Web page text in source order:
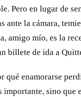
Pero en lugar de
ante la cámara,
amigo mío, es la
billete de ida a
qué enamorarse
importante, sino que